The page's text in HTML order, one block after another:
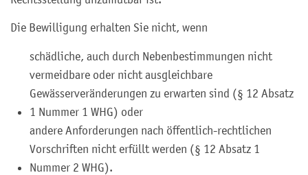
Die Bewilligung erhalten Sie nicht, wenn
schädliche, auch durch Nebenbestimmungen nicht
vermeidbare oder nicht ausgleichbare
Gewässerveränderungen zu erwarten sind (§ 12 Absatz
1 Nummer 1 WHG) oder
andere Anforderungen nach öffentlich-rechtlichen
Vorschriften nicht erfüllt werden (§ 12 Absatz 1
Nummer 2 WHG).